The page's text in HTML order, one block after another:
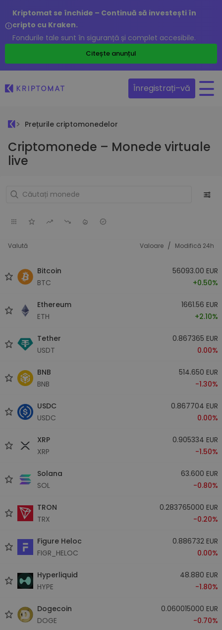
Kriptomat se închide – Continuă să investești în
cripto cu Kraken.
Fondurile tale sunt în siguranță și complet accesibile.
Citește anunțul
Înregistrați–vă
Prețurile criptomonedelor
Criptomonede – Monede virtuale
live
Valută Valoare / Modifică 24h
Bitcoin
BTC
56093.00 EUR
+0.50%
Ethereum
ETH
1661.56 EUR
+2.10%
Tether
USDT
0.867365 EUR
0.00%
BNB
BNB
514.650 EUR
-1.30%
USDC
USDC
0.867704 EUR
0.00%
XRP
XRP
0.905334 EUR
-1.50%
Solana
SOL
63.600 EUR
-0.80%
TRON
TRX
0.283765000 EUR
-0.20%
Figure Heloc
FIGR_HELOC
0.886732 EUR
0.00%
Hyperliquid
HYPE
48.880 EUR
-1.80%
Dogecoin
DOGE
0.060015000 EUR
-0.70%